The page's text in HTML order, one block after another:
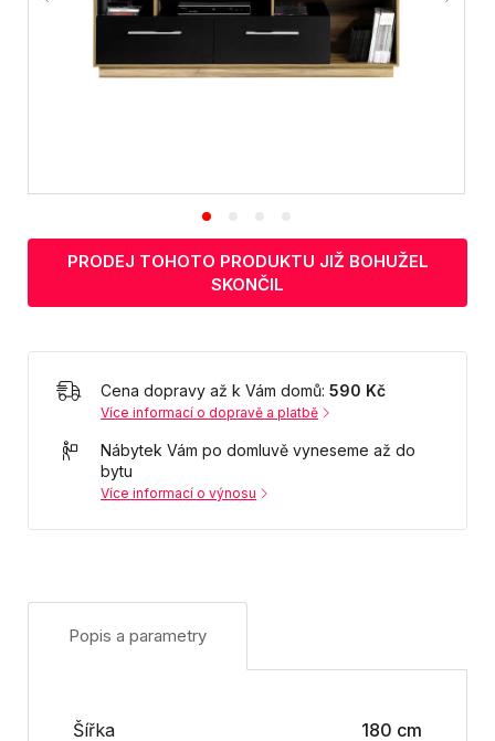
PRODEJ TOHOTO PRODUKTU JIŽ BOHUŽEL
SKONČIL
Cena dopravy až k Vám domů: 590 Kč
Více informací o dopravě a platbě
Nábytek Vám po domluvě vyneseme až do
bytu
Více informací o výnosu
Popis a parametry
Šířka 180 cm